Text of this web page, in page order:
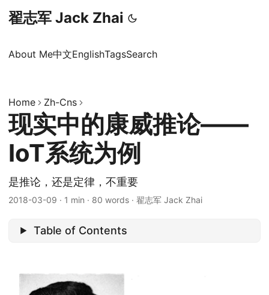
翟志军 Jack Zhai
About Me中文EnglishTagsSearch
Home Zh-Cns
现实中的康威推论——
IoT系统为例
是推论，还是定律，不重要
2018-03-09 · 1 min · 80 words · 翟志军 Jack Zhai
Table of Contents